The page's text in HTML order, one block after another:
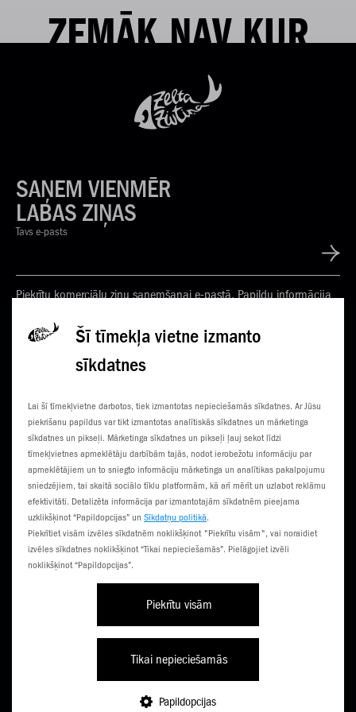
Šī tīmekļa vietne izmanto
sīkdatnes
Lai šī tīmekļvietne darbotos, tiek izmantotas nepieciešamās sīkdatnes. Ar Jūsu
piekrišanu papildus var tikt izmantotas analītiskās sīkdatnes un mārketinga
sīkdatnes un pikseļi. Mārketinga sīkdatnes un pikseļi ļauj sekot līdzi
tīmekļvietnes apmeklētāju darbībām tajās, nodot ierobežotu informāciju par
apmeklētājiem un to sniegto informāciju mārketinga un analītikas pakalpojumu
sniedzējiem, tai skaitā sociālo tīklu platformām, kā arī mērīt un uzlabot reklāmu
efektivitāti. Detalizēta informācija par izmantotajām sīkdatnēm pieejama
uzklikšķinot “Papildopcijas” un Sīkdatņu politikā.
Piekrītiet visām izvēles sīkdatnēm noklikšķinot "Piekrītu visām", vai noraidiet
izvēles sīkdatnes noklikšķinot “Tikai nepieciešamās”. Pielāgojiet izvēli
noklikšķinot “Papildopcijas”.
Piekrītu visām
Tikai nepieciešamās
Papildopcijas
E-VEIKALS
ZEMĀK NAV KUR
SAŅEM VIENMĒR
LABAS ZIŅAS
Tavs e-pasts
Piekrītu komerciālu ziņu saņemšanai e-pastā. Papildu informācija
KLIENTU CENTRI
SŪTI SMS
ČEMPIONĀTS
3G NORIETS
TŪRISTIEM